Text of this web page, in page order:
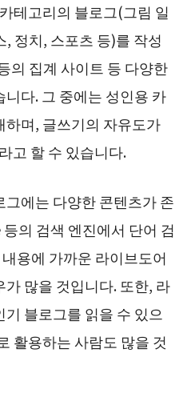
테고리의 블로그(그림 일
정치, 스포츠 등)를 작성
의 집계 사이트 등 다양한
다. 그 중에는 성인용 카
며, 글쓰기의 자유도가
고 할 수 있습니다.
에는 다양한 콘텐츠가 존
의 검색 엔진에서 단어 검
용에 가까운 라이브도어
많을 것입니다. 또한, 라
블로그를 읽을 수 있으
활용하는 사람도 많을 것